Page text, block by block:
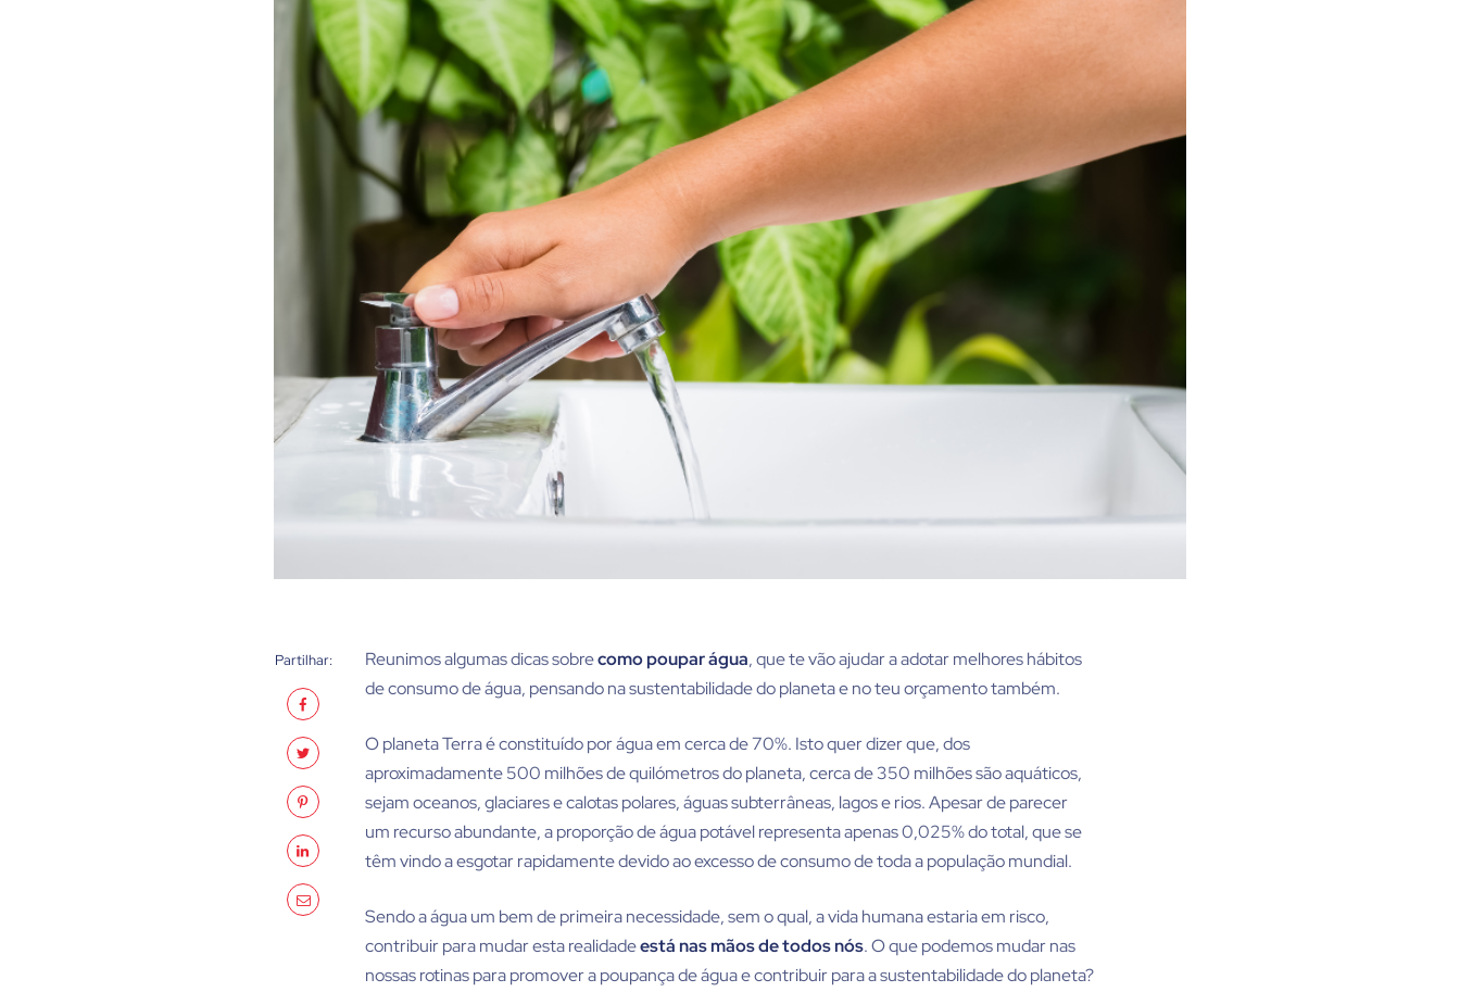
Partilhar: Reunimos algumas dicas sobrecomo poupar água, que te vão ajudar a adotar melhores hábitos
de consumo de água, pensando na sustentabilidade do planeta e no teu orçamento também.
O planeta Terra é constituído por água em cerca de 70%. Isto quer dizer que, dos
aproximadamente 500 milhões de quilómetros do planeta, cerca de 350 milhões são aquáticos,
sejam oceanos, glaciares e calotas polares, águas subterrâneas, lagos e rios. Apesar de parecer
um recurso abundante, a proporção de água potável representa apenas 0,025% do total, que se
têm vindo a esgotar rapidamente devido ao excesso de consumo de toda a população mundial.
Sendo a água um bem de primeira necessidade, sem o qual, a vida humana estaria em risco,
contribuir para mudar esta realidadeestá nas mãos de todos nós. O que podemos mudar nas
nossas rotinas para promover a poupança de água e contribuir para a sustentabilidade do planeta?